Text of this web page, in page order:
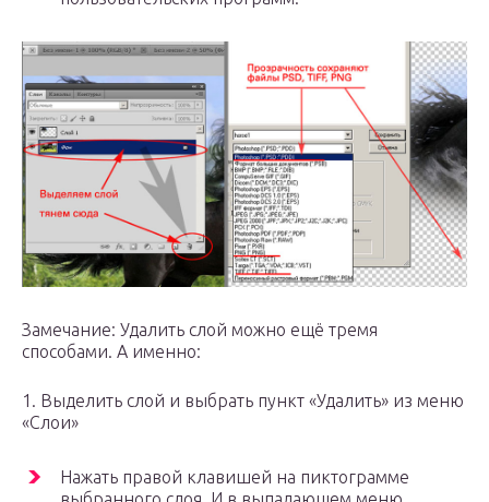
Замечание: Удалить слой можно ещё тремя
способами. А именно:
1. Выделить слой и выбрать пункт «Удалить» из меню
«Слои»
Нажать правой клавишей на пиктограмме